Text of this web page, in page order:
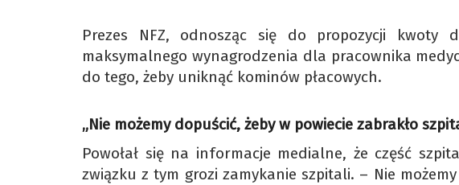
Prezes NFZ, odnosząc się do propozycji
maksymalnego wynagrodzenia dla pracownika
do tego, żeby uniknąć kominów płacowych.
„Nie możemy dopuścić, żeby w powiecie zabrakło
Powołał się na informacje medialne, że część
związku z tym grozi zamykanie szpitali. – Nie